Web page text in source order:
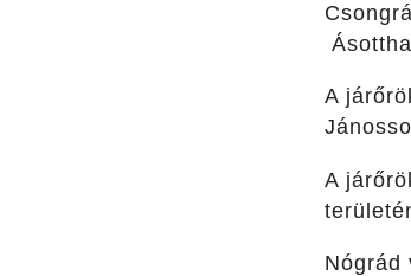
A
A
Nógrád